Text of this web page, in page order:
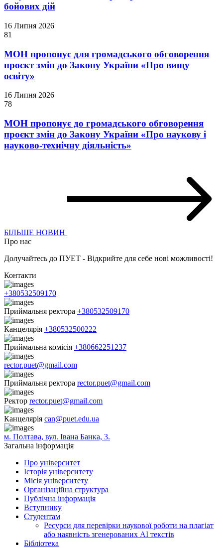
бойових дій
16 Липня 2026
81
МОН пропонує для громадського обговорення
проєкт змін до Закону України «Про вищу
освіту»
16 Липня 2026
78
МОН пропонує до громадського обговорення
проєкт змін до Закону України «Про наукову і
науково-технічну діяльність»
БІЛЬШЕ НОВИН
Про нас
Долучайтесь до ПУЕТ - Відкрийте для себе нові можливості!
Контакти
+380532509170
Приймальня ректора +380532509170
Канцелярія +380532500222
Приймальна комісія +380662251237
rector.puet@gmail.com
Приймальня ректора rector.puet@gmail.com
Ректор rector.puet@gmail.com
Канцелярія can@puet.edu.ua
м. Полтава, вул. Івана Банка, 3.
Загальна інформація
Про університет
Історія університету
Місія університету
Організаційна структура
Публічна інформація
Вступнику
Студентам
Ресурси для перевірки наукової роботи на плагіат
або наявність згенерованих АІ текстів
Бібліотека